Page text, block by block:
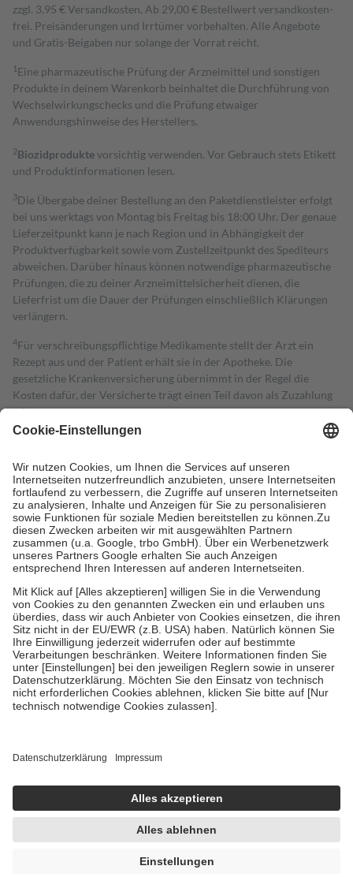
zzgl. 3,95 € Versandkosten. Ab 29,00 € Bestell­wert versand­kosten­
frei. Preisänderungen und Irrtümer vorbehalten. Alle Angebote
und Gratis-Beigaben nur solange der Vorrat reicht.
1 Eine pharmazeutische Prüfung der Arzneimittel und sonstigen
Produkte in deinem Warenkorb beinhaltet die Durchführung von
Wechselwirkungschecks und die Prüfung etwaiger
Anwendungshinweise des Herstellers.
2Biozidproduktevorsichtig verwenden. Vor Gebrauch stets Etikett
und Produktinformationen lesen.
3Die Übergabe deiner Bestellung an den Paketdienstleister erfolgt
bei uns werktags von Montag bis Freitag bis 18:00 Uhr. Der genaue
Lieferzeitpunkt kann je nach Region und in Abhängigkeit der
Produktverfügbarkeit sowie vom Zustellzeitpunkt des Spediteurs
abweichen. Darüber hinaus können notwendige pharmazeutische
Prüfungen, die zu deiner Arzneimittelsicherheit dienen, die
Lieferfrist um die Dauer der Prüfungen einschließlich Klärungen
verlängern.
4Für verschreibungspflichtige Medikamente stellt der Arzt ein
Rezept aus und der Patient erhält sie in der Apotheke. Die
gesetzliche Krankenversicherung übernimmt in der Regel die
Kosten dafür, der Versicherte trägt einen Teil davon als Zuzahlung
mit.
Grundsätzlich leisten Mitglieder Zuzahlungen in Höhe von zehn
höchstens zehn Euro.
Es sind jedoch nie mehr als die tatsächlichen
Kosten der Leistung zu entrichten.
Diese Regeln gelten grundsätzlich auch für Online-Apotheken.
Bei Heilmitteln und häuslicher Krankenpflege beträgt die
Zuzahlung zehn Prozent der Kosten sowie zehn Euro je
Verordnung.
Um das Engagement der Versicherten für ihre eigene Gesundheit zu
stärken und die besondere Stellung der Familie zu unterstützen,
fallenkeine Zuzahlungenan bei:
• Kindern und Jugendlichen bis zum vollendeten 18. Lebensjahr
mit Ausnahme der Fahrkosten
• Untersuchungen zur Vorsorge und Früherkennung, die von der
GKV getragen werden
• empfohlenen Schutzimpfungen
• Harn- und Blutteststreifen
getroffen, um sicherzustellen, dass es sich um echte Bewertungen
https://help.etrusted.com/hc/de/articles/4419944605341
Einige Bilder und Inhalte wurden unter Zuhilfenahme künstlicher